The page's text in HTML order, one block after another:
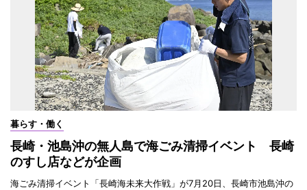
暮らす・働く
長崎・池島沖の無人島で海ごみ清掃イベント 長崎
のすし店などが企画
海ごみ清掃イベント「長崎海未来大作戦」が7月20日、長崎市池島沖の